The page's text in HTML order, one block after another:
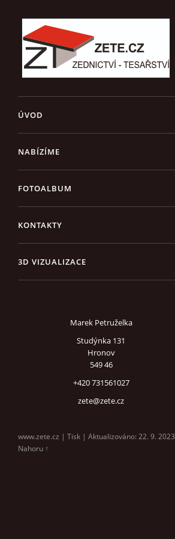
ÚVOD
NABÍZÍME
FOTOALBUM
KONTAKTY
3D VIZUALIZACE
Marek Petruželka
Studýnka 131
Hronov
549 46
+420 731561027
zete@zete.cz
www.zete.cz | Tisk | Aktualizováno: 22. 9. 2023
Nahoru ↑